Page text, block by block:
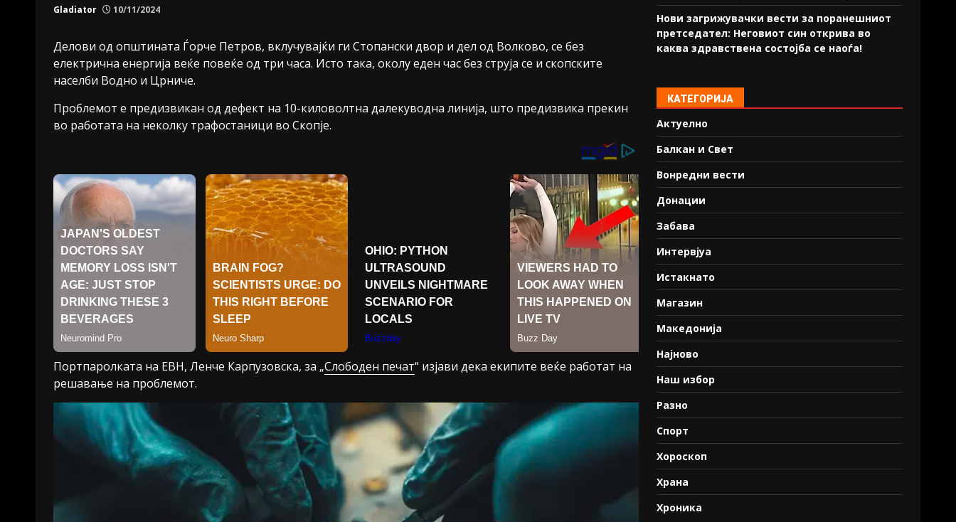
Gladiator 10/11/2024
Делови од општината Ѓорче Петров, вклучувајќи ги Стопански двор и дел од Волково, се без
електрична енергија веќе повеќе од три часа. Исто така, околу еден час без струја се и скопските
населби Водно и Црниче.
Проблемот е предизвикан од дефект на 10-киловолтна далекуводна линија, што предизвика прекин
во работата на неколку трафостаници во Скопје.
Портпаролката на ЕВН, Ленче Карпузовска, за „Слободен печат“ изјави дека екипите веќе работат на
решавање на проблемот.
Нови загрижувачки вести за поранешниот
претседател: Неговиот син открива во
каква здравствена состојба се наоѓа!
КАТЕГОРИЈА
Актуелно
Балкан и Свет
Вонредни вести
Донации
Забава
Интервјуа
Истакнато
Магазин
Македонија
Најново
Наш избор
Разно
Спорт
Хороскоп
Храна
Хроника